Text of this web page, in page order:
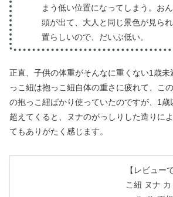
まう低い位置になってしまう。お
頭が出て、大人と同じ景色が見ら
置らしいので、だいぶ低い。
正直、子供の体重がそんなに重くない1歳
っこ紐は抱っこ紐自体の重さに疲れて、こ
の抱っこ紐ばかり使っていたのですが、1
超えてくると、ヌナのがっしりした造りに
てもありがたく感じます。
【レビュー
こ紐 ヌナ